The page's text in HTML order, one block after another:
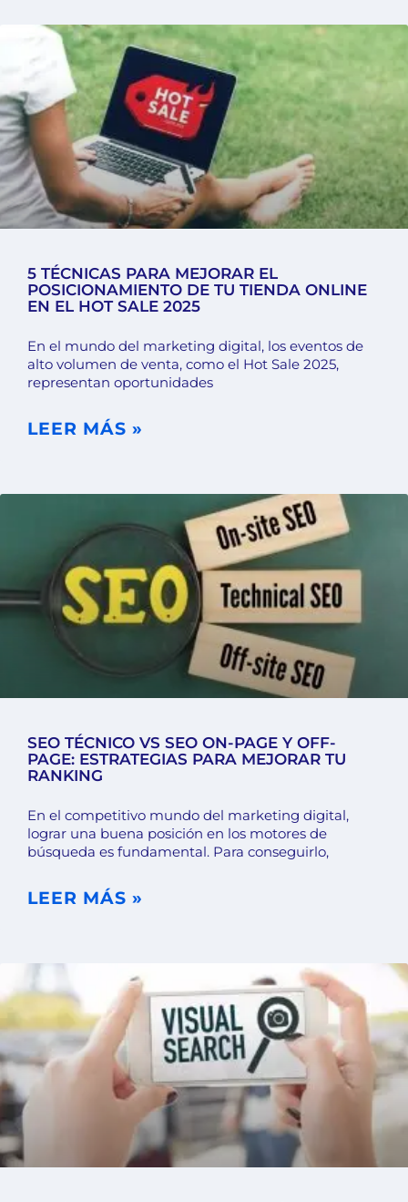
5 TÉCNICAS PARA MEJORAR EL
POSICIONAMIENTO DE TU TIENDA ONLINE
EN EL HOT SALE 2025
En el mundo del marketing digital, los eventos de
alto volumen de venta, como el Hot Sale 2025,
representan oportunidades
LEER MÁS »
SEO TÉCNICO VS SEO ON-PAGE Y OFF-
PAGE: ESTRATEGIAS PARA MEJORAR TU
RANKING
En el competitivo mundo del marketing digital,
lograr una buena posición en los motores de
búsqueda es fundamental. Para conseguirlo,
LEER MÁS »